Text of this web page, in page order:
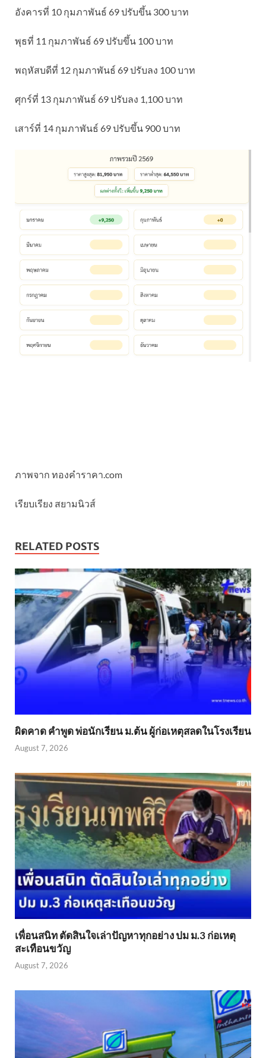
อังคารที่ 10 กุมภาพันธ์ 69 ปรับขึ้น 300 บาท
พุธที่ 11 กุมภาพันธ์ 69 ปรับขึ้น 100 บาท
พฤหัสบดีที่ 12 กุมภาพันธ์ 69 ปรับลง 100 บาท
ศุกร์ที่ 13 กุมภาพันธ์ 69 ปรับลง 1,100 บาท
เสาร์ที่ 14 กุมภาพันธ์ 69 ปรับขึ้น 900 บาท
ภาพจาก ทองคําราคา.com
เรียบเรียง สยามนิวส์
RELATED POSTS
ผิดคาด คำพูด พ่อนักเรียน ม.ต้น ผู้ก่อเหตุสลดในโรงเรียน
August 7, 2026
เพื่อนสนิท ตัดสินใจเล่าปัญหาทุกอย่าง ปม ม.3 ก่อเหตุ
สะเทือนขวัญ
August 7, 2026